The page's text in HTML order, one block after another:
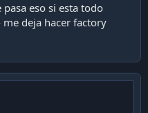
eso si esta todo
deja hacer factory